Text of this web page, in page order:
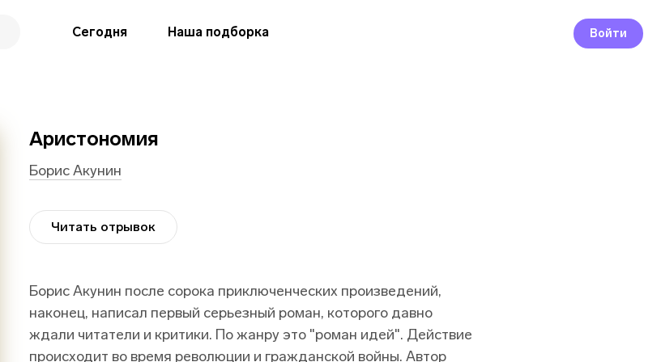
Сегодня Наша подборка Войти
Аристономия
Борис Акунин
Читать отрывок
Борис Акунин после сорока приключенческих произведений,
наконец, написал первый серьезный роман, которого давно
ждали читатели и критики. По жанру это "роман идей". Действие
происходит во время революции и гражданской войны. Автор